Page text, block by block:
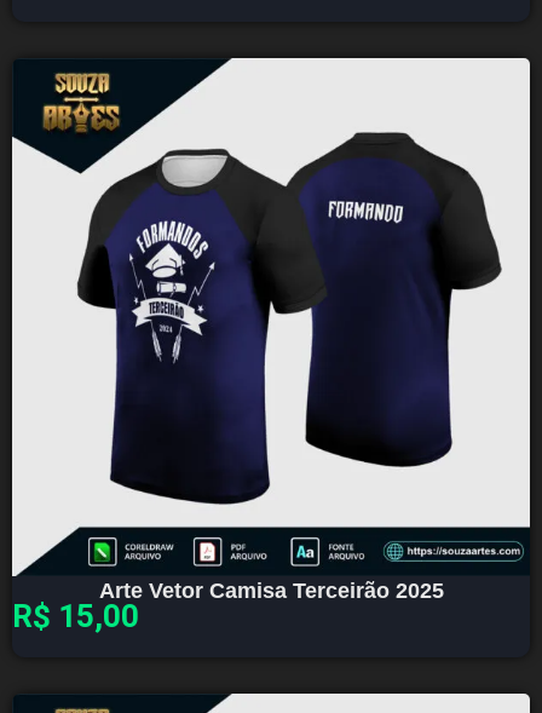
Arte Vetor Camisa Terceirão 2025
R$ 15,00